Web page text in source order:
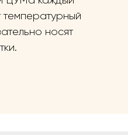
температурный
носят